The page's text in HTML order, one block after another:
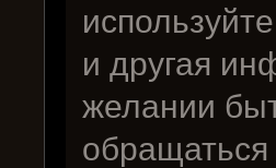
и другая
желании